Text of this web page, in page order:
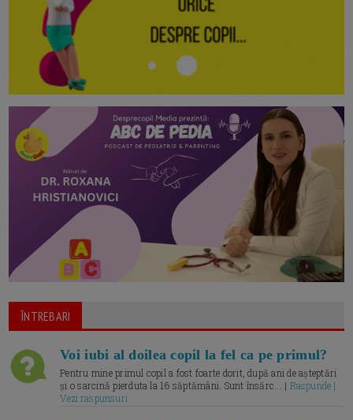
ÎNTREBARI
Voi iubi al doilea copil la fel ca pe primul?
Pentru mine primul copil a fost foarte dorit, după ani de așteptări
și o sarcină pierduta la 16 săptămâni. Sunt însărc... | Raspunde |
Vezi raspunsuri